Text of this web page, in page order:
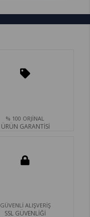
% 100 ORJİNAL
ÜRÜN GARANTİSİ
GÜVENLİ ALIŞVERİŞ
SSL GÜVENLİĞİ